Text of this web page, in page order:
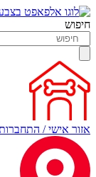
חיפוש
אזור אישי /